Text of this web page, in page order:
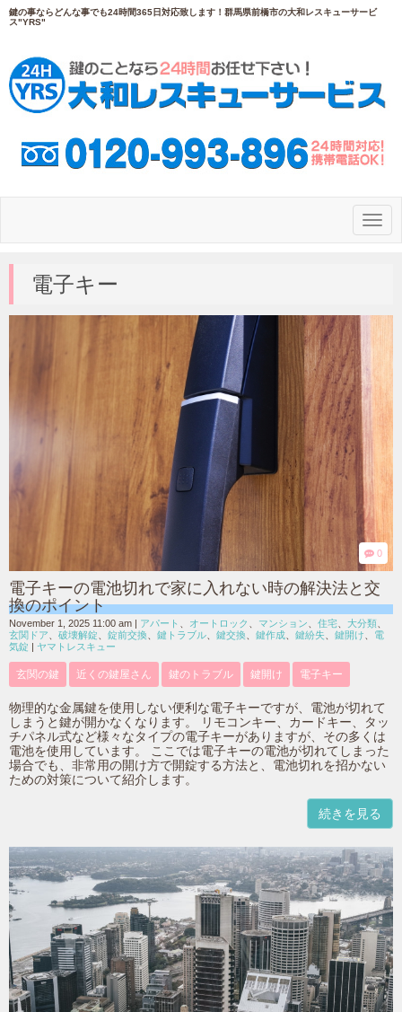
鍵の事ならどんな事でも24時間365日対応致します！群馬県前橋市の大和レスキューサービ
ス"YRS"
N
a
電子キー
0
電子キーの電池切れで家に入れない時の解決法と交
換のポイント
November 1, 2025 11:00 am | アパート オートロック マンション 住宅 大分類
玄関ドア
破壊解錠 錠前交換 鍵トラブル 鍵交換 鍵作成 鍵紛失 鍵開け
電
気錠 | ヤマトレスキュー
玄関の鍵 近くの鍵屋さん 鍵のトラブル 鍵開け 電子キー
物理的な金属鍵を使用しない便利な電子キーですが、電池が切れて
しまうと鍵が開かなくなります。 リモコンキー、カードキー、タッ
チパネル式など様々なタイプの電子キーがありますが、その多くは
電池を使用しています。 ここでは電子キーの電池が切れてしまった
場合でも、非常用の開け方で開錠する方法と、電池切れを招かない
ための対策について紹介します。
続きを見る